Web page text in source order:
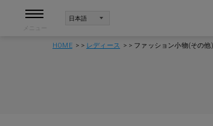
HOME レディース ファッション小物(その他)